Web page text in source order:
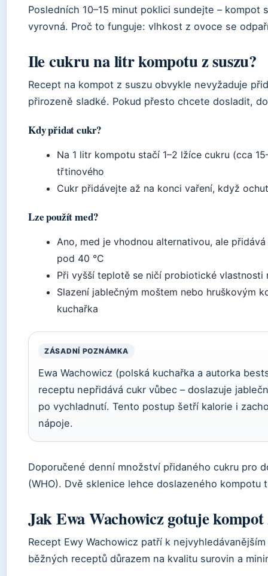
Posledních 10–15 minut poklici sundejte – kompot
vyrovná. Proč to funguje: vlhkost z ovoce se
Ile cukru na litr kompotu z suszu?
Recept na kompot z suszu obvykle nevyžaduje
přirozeně sladké. Pokud přesto chcete dosladit,
Kdy přidat cukr?
Na 1 litr kompotu stačí 1–2 lžíce cukru (cca
třtinového
Cukr přidávejte až na konci vaření, když
Lze použít med?
Ano, med je vhodnou alternativou, ale
pod 40 °C
Při vyšší teplotě se ničí probiotické vlastnosti
Slazení jablečným moštem nebo hruškovým
kuchařka
ZÁSADNÍ POZNÁMKA
Ewa Wachowicz (polská kuchařka a autorka
receptu nepřidává cukr vůbec – doslazuje
po vychladnutí. Tento postup šetří kalorie i
nápoje.
Doporučené denní množství přidaného cukru pro
(WHO). Dvě sklenice lehce doslazeného kompotu
Jak Ewa Wachowicz gotuje kompot
Recept Ewy Wachowicz patří k
běžných receptů důrazem na kvalitu surovin a